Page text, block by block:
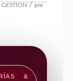
GESTION / por
&